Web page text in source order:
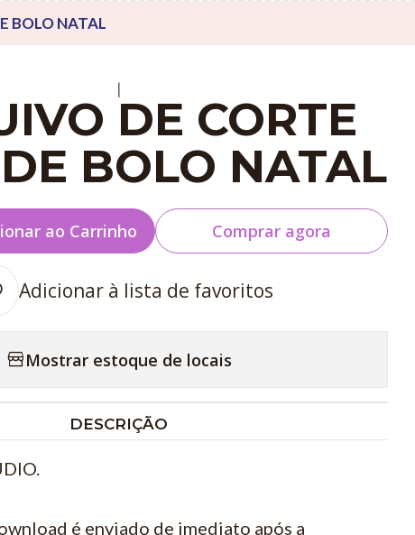
BOLO NATAL
|
DE CORTE
BOLO NATAL
ao Carrinho Comprar agora
Adicionar à lista de favoritos
Mostrar estoque de locais
DESCRIÇÃO
é enviado de imediato após a